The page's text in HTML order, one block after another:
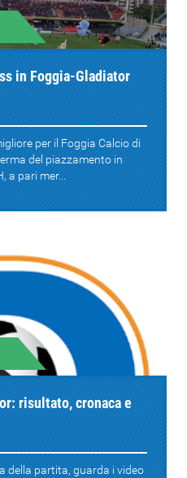
in Foggia-Gladiator
per il Foggia Calcio di
del piazzamento in
a pari mer...
risultato, cronaca e
della partita, guarda i video